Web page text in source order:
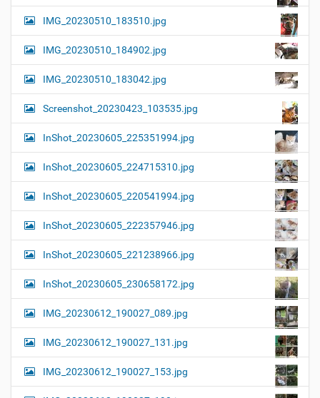
IMG_20230510_183510.jpg
IMG_20230510_184902.jpg
IMG_20230510_183042.jpg
Screenshot_20230423_103535.jpg
InShot_20230605_225351994.jpg
InShot_20230605_224715310.jpg
InShot_20230605_220541994.jpg
InShot_20230605_222357946.jpg
InShot_20230605_221238966.jpg
InShot_20230605_230658172.jpg
IMG_20230612_190027_089.jpg
IMG_20230612_190027_131.jpg
IMG_20230612_190027_153.jpg